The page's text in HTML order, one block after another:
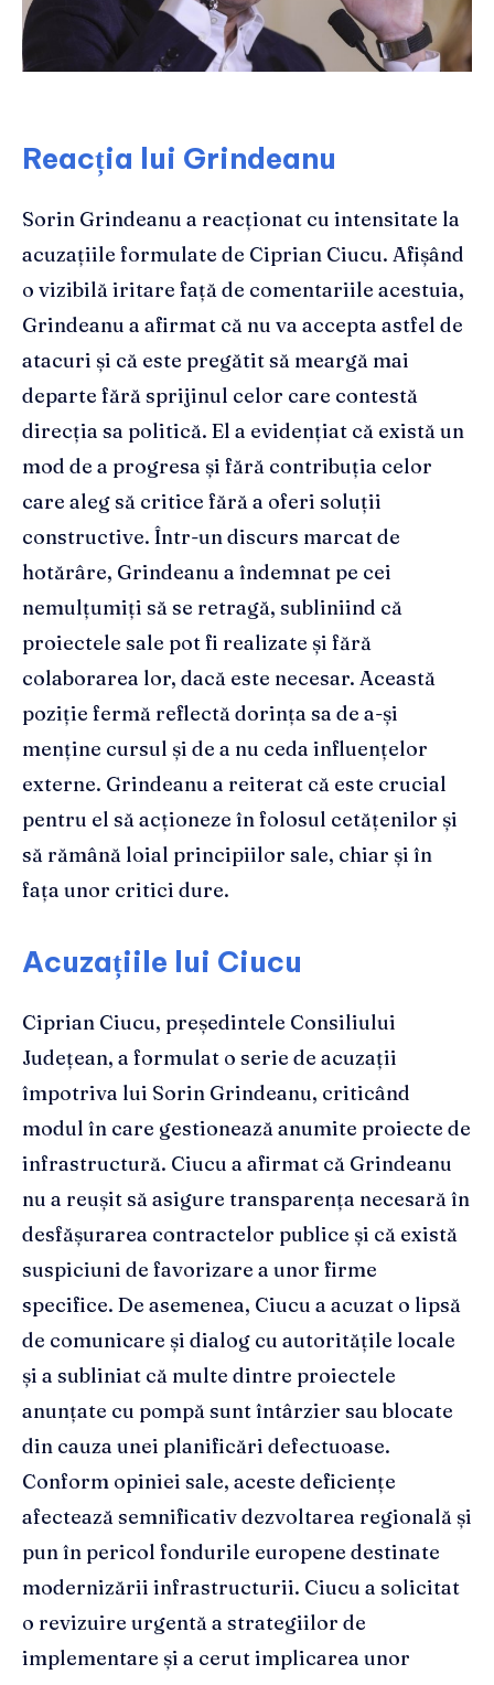
Reacția lui Grindeanu
Sorin Grindeanu a reacționat cu intensitate la
acuzațiile formulate de Ciprian Ciucu. Afișând
o vizibilă iritare față de comentariile acestuia,
Grindeanu a afirmat că nu va accepta astfel de
atacuri și că este pregătit să meargă mai
departe fără sprijinul celor care contestă
direcția sa politică. El a evidențiat că există un
mod de a progresa și fără contribuția celor
care aleg să critice fără a oferi soluții
constructive. Într-un discurs marcat de
hotărâre, Grindeanu a îndemnat pe cei
nemulțumiți să se retragă, subliniind că
proiectele sale pot fi realizate și fără
colaborarea lor, dacă este necesar. Această
poziție fermă reflectă dorința sa de a-și
menține cursul și de a nu ceda influențelor
externe. Grindeanu a reiterat că este crucial
pentru el să acționeze în folosul cetățenilor și
să rămână loial principiilor sale, chiar și în
fața unor critici dure.
Acuzațiile lui Ciucu
Ciprian Ciucu, președintele Consiliului
Județean, a formulat o serie de acuzații
împotriva lui Sorin Grindeanu, criticând
modul în care gestionează anumite proiecte de
infrastructură. Ciucu a afirmat că Grindeanu
nu a reușit să asigure transparența necesară în
desfășurarea contractelor publice și că există
suspiciuni de favorizare a unor firme
specifice. De asemenea, Ciucu a acuzat o lipsă
de comunicare și dialog cu autoritățile locale
și a subliniat că multe dintre proiectele
anunțate cu pompă sunt întârzier sau blocate
din cauza unei planificări defectuoase.
Conform opiniei sale, aceste deficiențe
afectează semnificativ dezvoltarea regională și
pun în pericol fondurile europene destinate
modernizării infrastructurii. Ciucu a solicitat
o revizuire urgentă a strategiilor de
implementare și a cerut implicarea unor